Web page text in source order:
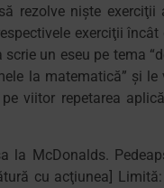
rezolve nişte
exerciţii
un eseu pe tema
la matematică” şi
viitor repetarea
McDonalds.
cu acţiunea]